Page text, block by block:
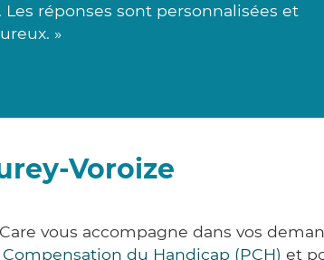
réponses sont personnalisées et
»
Voroize
vous accompagne dans vos
du Handicap (PCH) et